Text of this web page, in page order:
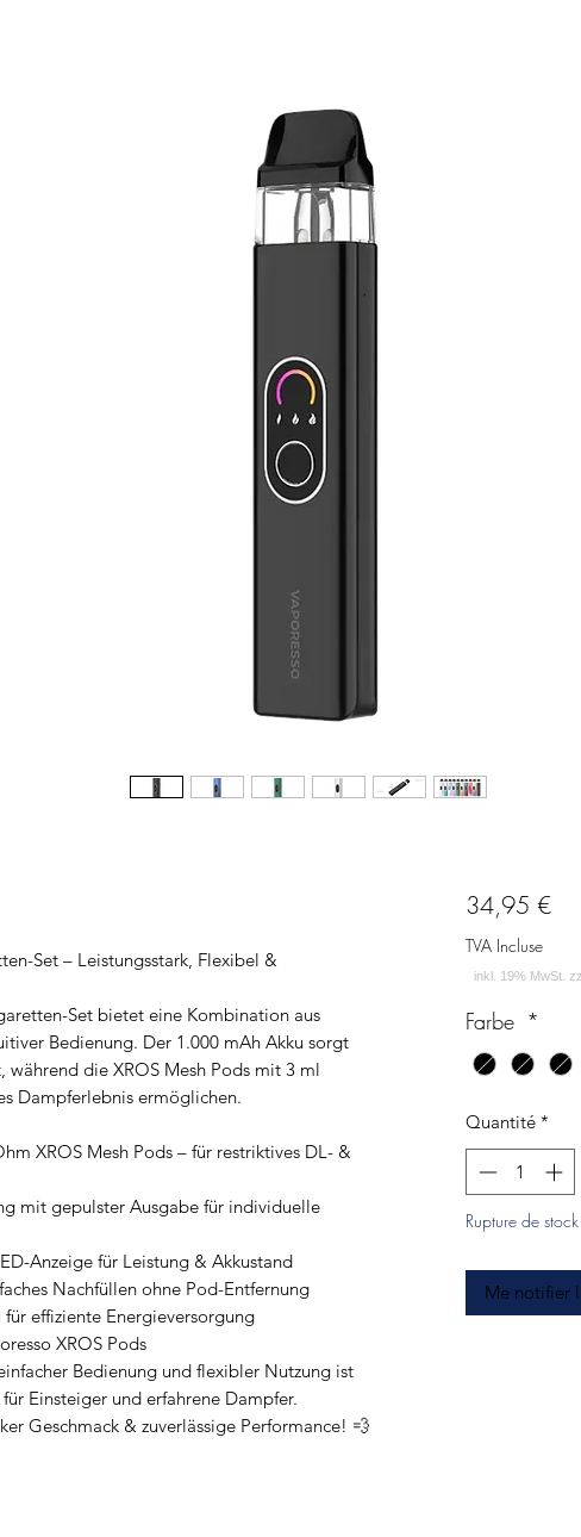
Set – Leistungsstark, Flexibel &
Set bietet eine Kombination aus
Bedienung. Der 1.000 mAh Akku sorgt
während die XROS Mesh Pods mit 3 ml
Dampferlebnis ermöglichen.
XROS Mesh Pods – für restriktives DL- &
mit gepulster Ausgabe für individuelle
Anzeige für Leistung & Akkustand
Nachfüllen ohne Pod-Entfernung
effiziente Energieversorgung
XROS Pods
Bedienung und flexibler Nutzung ist
Einsteiger und erfahrene Dampfer.
Geschmack & zuverlässige Performance! 💨
34,95 €
TVA Incluse
Farbe *
Quantité *
Rupture de stock
Me notifier